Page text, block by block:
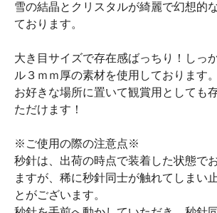
雪の結晶とクリスタルが綺麗で幻想的
ております。
大き目サイズで存在感ばっちり！しっ
ル３ｍｍ厚の素材を使用しております。
お好きな場所に置いて観賞用としても
ただけます！
※ご使用の際の注意点※
秒針は、出荷の時点で装着した状態で
ますが、稀に秒針同士が触れてしまい
とがございます。